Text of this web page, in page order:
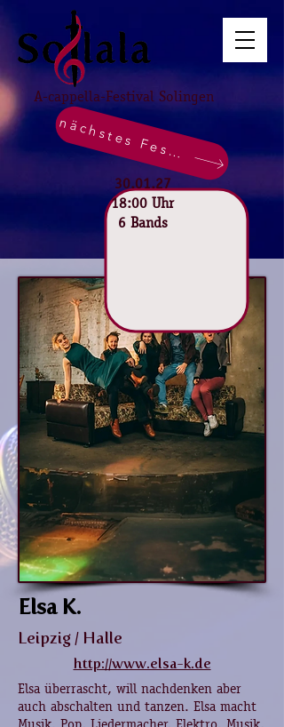
A-cappella-Festival Solingen
30.01.27
18:00 Uhr
6 Bands
nächstes Festival
Elsa K.
Leipzig / Halle
http://www.elsa-k.de
Elsa überrascht, will nachdenken aber
auch abschalten und tanzen. Elsa macht